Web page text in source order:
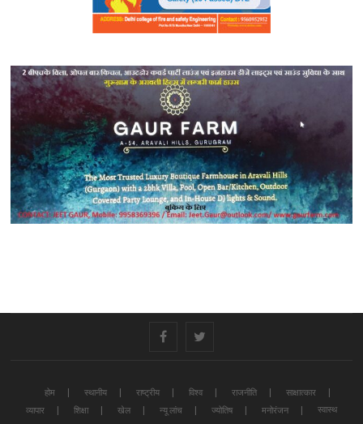
# #
होम स्थानीय राष्ट्रीय विश्व राजनीति
साक्षात्कार
व्यापार
शिक्षा खेल न्यू लांच ज्योतिष मनोरंजन स्वास्थ